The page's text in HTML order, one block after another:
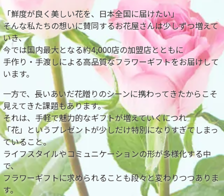
「鮮度が良く美しい花を、日本全国に届けたい」
そんな私たちの想いに賛同するお花屋さんは少しずつ増えて
いき、
今では国内最大となる約4,000店の加盟店とともに
手作り・手渡しによる高品質なフラワーギフトをお届けして
います。
一方で、長いあいだ花贈りのシーンに携わってきたからこそ
見えてきた課題もあります。
それは、手軽で魅力的なギフトが増えていくにつれ
「花」というプレゼントが少しだけ特別になりすぎてしまっ
ていること。
ライフスタイルやコミュニケーションの形が多様化する中
で、
フラワーギフトに求められることも段々と変わりつつありま
す。